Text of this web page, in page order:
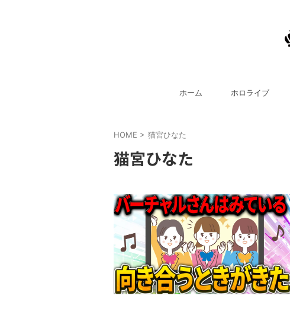
ホーム ホロライブ
HOME > 猫宮ひなた
猫宮ひなた